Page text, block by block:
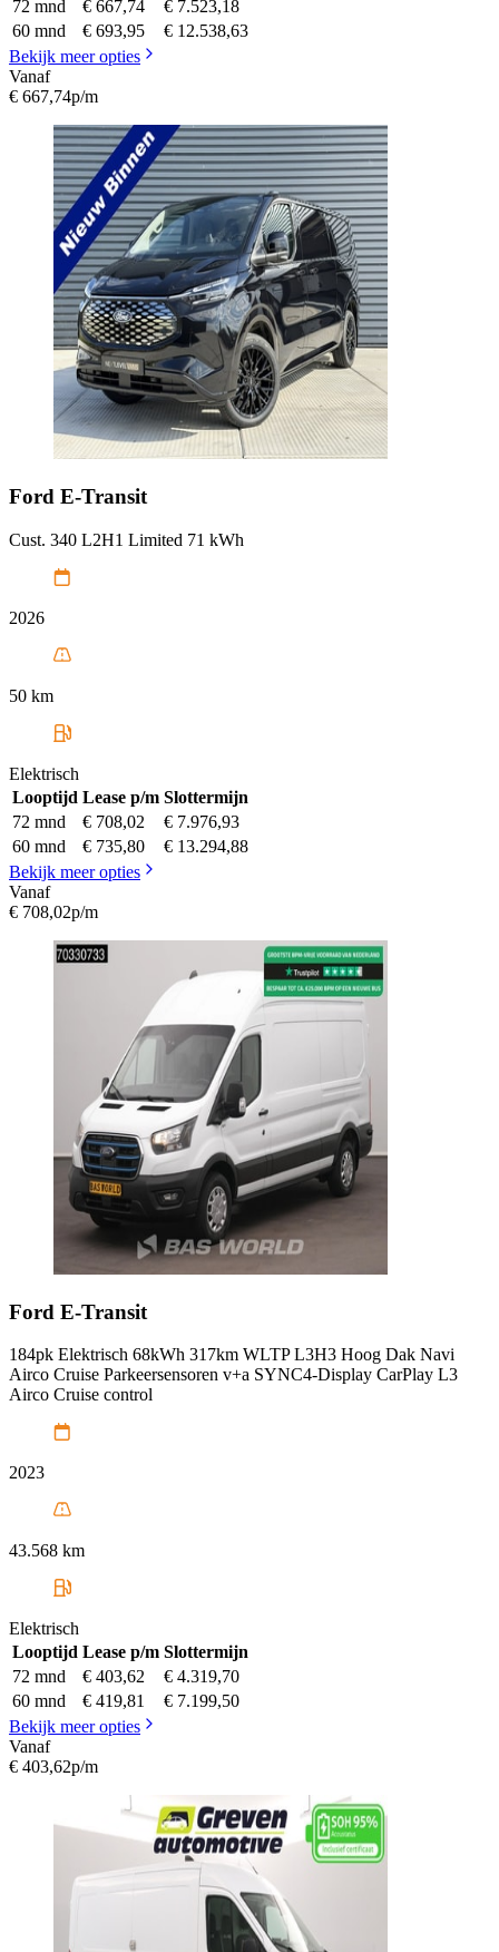
72 mnd € 667,74
€ 7.523,18
60 mnd
€ 693,95
€ 12.538,63
Bekijk meer opties
Vanaf
€ 667,74p/m
Ford E-Transit
Cust. 340 L2H1 Limited 71 kWh
2026
50 km
Elektrisch
Looptijd Lease p/m Slottermijn
72 mnd
€ 708,02
€ 7.976,93
60 mnd
€ 735,80
€ 13.294,88
Bekijk meer opties
Vanaf
€ 708,02p/m
Ford E-Transit
184pk Elektrisch 68kWh 317km WLTP L3H3 Hoog Dak Navi
Airco Cruise Parkeersensoren v+a SYNC4-Display CarPlay L3
Airco Cruise control
2023
43.568 km
Elektrisch
Looptijd Lease p/m Slottermijn
72 mnd
€ 403,62
€ 4.319,70
60 mnd
€ 419,81
€ 7.199,50
Bekijk meer opties
Vanaf
€ 403,62p/m